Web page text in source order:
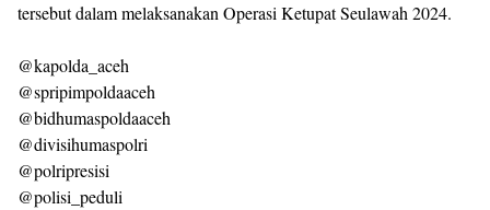
tersebut dalam melaksanakan Operasi Ketupat Seulawah 2024.
@kapolda_aceh
@spripimpoldaaceh
@bidhumaspoldaaceh
@divisihumaspolri
@polripresisi
@polisi_peduli